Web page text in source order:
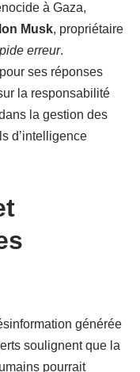
à Gaza,
Musk, propriétaire
erreur.
ses réponses
la responsabilité
la gestion des
d’intelligence
générée
soulignent que la
pourrait